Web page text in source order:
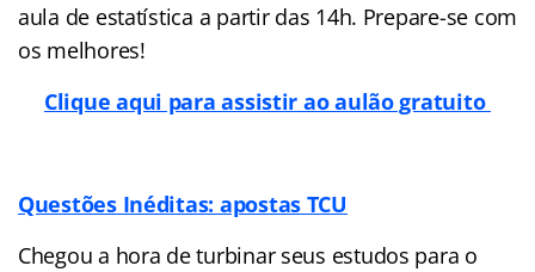
aula de estatística a partir das 14h. Prepare-se com
os melhores!
Clique aqui para assistir ao aulão gratuito
Questões Inéditas: apostas TCU
Chegou a hora de turbinar seus estudos para o